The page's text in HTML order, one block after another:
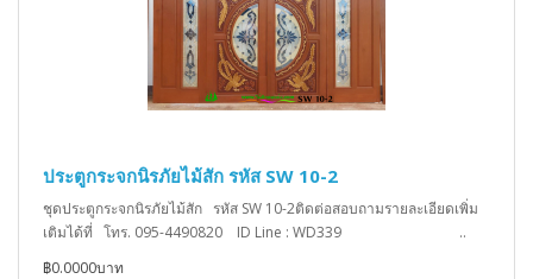
ประตูกระจกนิรภัยไม้สัก รหัส SW 10-2
ชุดประตูกระจกนิรภัยไม้สัก รหัส SW 10-2ติดต่อสอบถามรายละเอียดเพิ่ม
เติมได้ที่ โทร. 095-4490820 ID Line : WD339 ..
฿0.0000บาท